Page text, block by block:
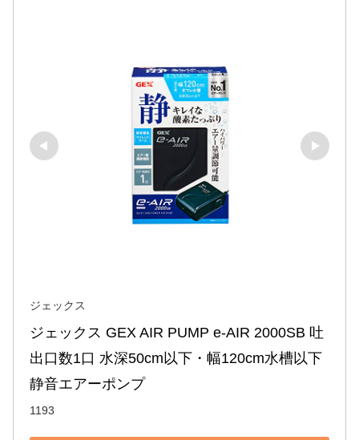
ジェックス
ジェックス GEX AIR PUMP e‐AIR 2000SB 吐
出口数1口 水深50cm以下・幅120cm水槽以下
静音エアーポンプ
1193